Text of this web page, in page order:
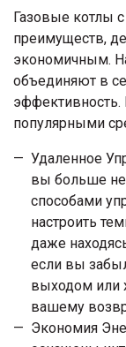
Газовые котлы
преимуществ,
экономичным.
объединяют в
эффективность.
популярными
Удаленное
вы больше не
способами
настроить
даже
если вы
выходом или
вашему
Экономия